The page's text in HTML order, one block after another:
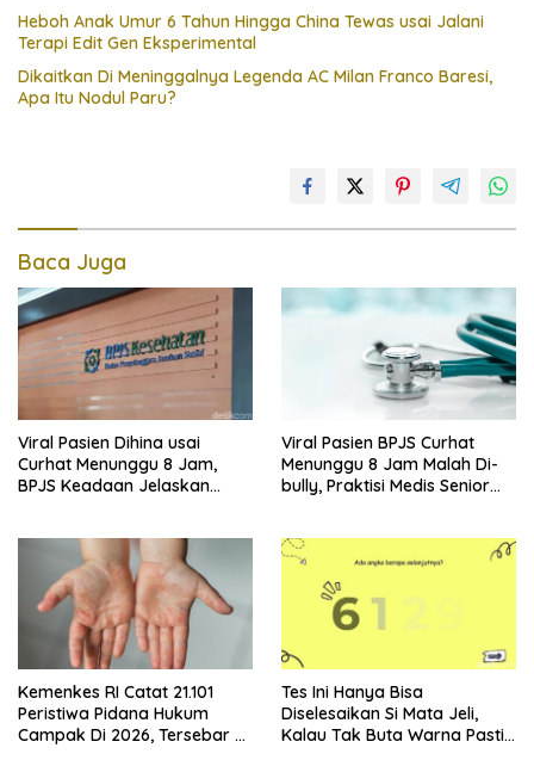
Heboh Anak Umur 6 Tahun Hingga China Tewas usai Jalani
Terapi Edit Gen Eksperimental
Dikaitkan Di Meninggalnya Legenda AC Milan Franco Baresi,
Apa Itu Nodul Paru?
Baca Juga
Viral Pasien Dihina usai
Curhat Menunggu 8 Jam,
BPJS Keadaan Jelaskan
Viral Pasien BPJS Curhat
Menunggu 8 Jam Malah Di-
bully, Praktisi Medis Senior
Kemenkes RI Catat 21.101
Peristiwa Pidana Hukum
Campak Di 2026, Tersebar Di
Tes Ini Hanya Bisa
Diselesaikan Si Mata Jeli,
Kalau Tak Buta Warna Pasti